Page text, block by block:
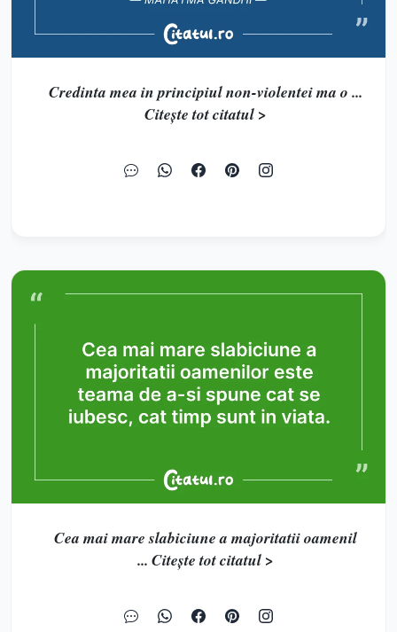
Credinta mea in principiul non-violentei ma o ...
Citește tot citatul >
Cea mai mare slabiciune a majoritatii oamenil
... Citește tot citatul >